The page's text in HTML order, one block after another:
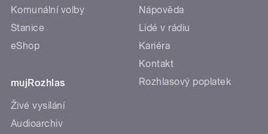
Komunální volby
Stanice
eShop
mujRozhlas
Živé vysílání
Audioarchiv
Nápověda
Lidé v rádiu
Kariéra
Kontakt
Rozhlasový poplatek